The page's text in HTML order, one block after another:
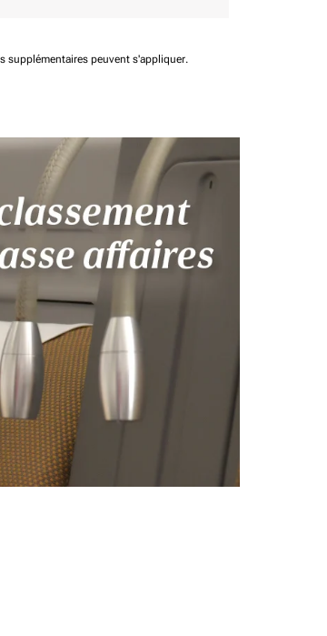
supplémentaires peuvent s'appliquer.